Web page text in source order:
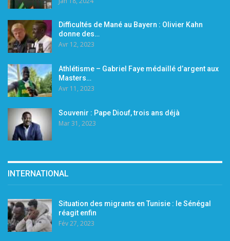
Difficultés de Mané au Bayern : Olivier Kahn
donne des…
Avr 12, 2023
Athlétisme – Gabriel Faye médaillé d’argent aux
Masters…
Avr 11, 2023
Souvenir : Pape Diouf, trois ans déjà
Mar 31, 2023
INTERNATIONAL
Situation des migrants en Tunisie : le Sénégal
réagit enfin
Fév 27, 2023